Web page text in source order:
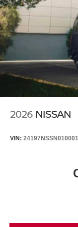
2026 NISSAN
VIN: